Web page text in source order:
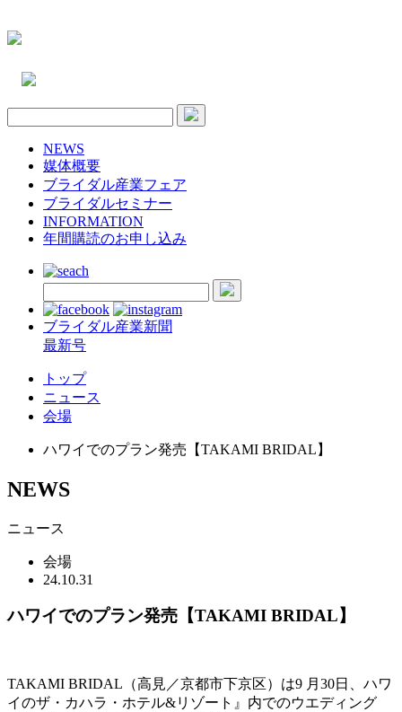
NEWS
媒体概要
ブライダル産業フェア
ブライダルセミナー
INFORMATION
年間購読のお申し込み
ブライダル産業新聞
最新号
トップ
ニュース
会場
ハワイでのプラン発売【TAKAMI BRIDAL】
NEWS
ニュース
会場
24.10.31
ハワイでのプラン発売【TAKAMI BRIDAL】
TAKAMI BRIDAL（高見／京都市下京区）は9 月30日、ハワ
イのザ・カハラ・ホテル&リゾート』内でのウエディング